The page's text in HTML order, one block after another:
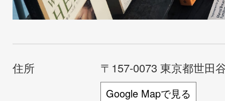
住所 〒157-0073 東京都世田
Google Mapで見る